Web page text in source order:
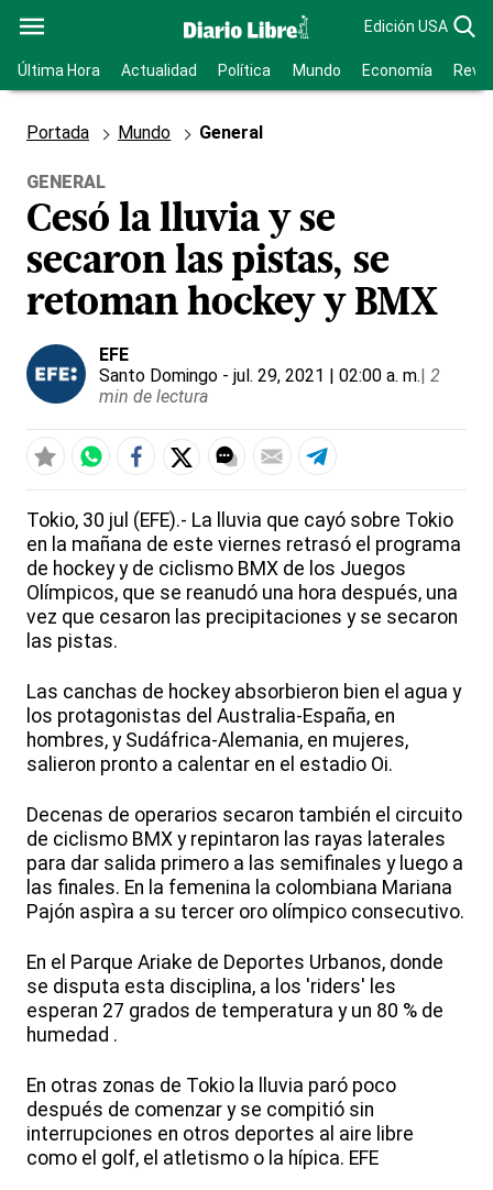
Edición USA
Última Hora Actualidad Política Mundo Economía
Portada Mundo General
GENERAL
Cesó la lluvia y se
secaron las pistas, se
retoman hockey y BMX
EFE
Santo Domingo - jul. 29, 2021 | 02:00 a. m.| 2
min de lectura
Tokio, 30 jul (EFE).- La lluvia que cayó sobre Tokio
en la mañana de este viernes retrasó el programa
de hockey y de ciclismo BMX de los Juegos
Olímpicos, que se reanudó una hora después, una
vez que cesaron las precipitaciones y se secaron
las pistas.
Las canchas de hockey absorbieron bien el agua y
los protagonistas del Australia-España, en
hombres, y Sudáfrica-Alemania, en mujeres,
salieron pronto a calentar en el estadio Oi.
Decenas de operarios secaron también el circuito
de ciclismo BMX y repintaron las rayas laterales
para dar salida primero a las semifinales y luego a
las finales. En la femenina la colombiana Mariana
Pajón aspìra a su tercer oro olímpico consecutivo.
En el Parque Ariake de Deportes Urbanos, donde
se disputa esta disciplina, a los 'riders' les
esperan 27 grados de temperatura y un 80 % de
humedad .
En otras zonas de Tokio la lluvia paró poco
después de comenzar y se compitió sin
interrupciones en otros deportes al aire libre
como el golf, el atletismo o la hípica. EFE